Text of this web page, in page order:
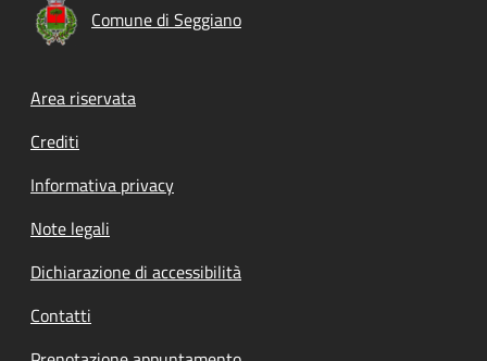
Comune di Seggiano
Footer menu
Area riservata
Crediti
Informativa privacy
Note legali
Dichiarazione di accessibilità
Contatti